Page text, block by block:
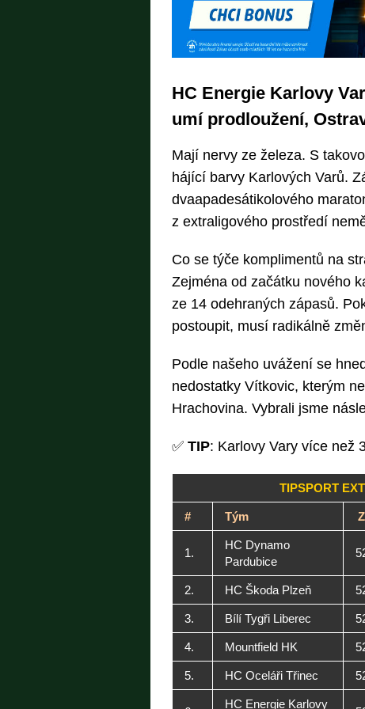
HC Energie Karlovy
umí prodloužení,
Mají nervy ze železa. S
hájící barvy Karlových Varů.
dvaapadesátikolového
z extraligového prostředí
Co se týče komplimentů na
Zejména od začátku nového
ze 14 odehraných zápasů.
postoupit, musí radikálně
Podle našeho uvážení se
nedostatky Vítkovic, kterým
Hrachovina. Vybrali jsme
✅ TIP: Karlovy Vary více než
TIPSPORT
# Tým Z
1.
HC Dynamo
Pardubice
2. HC Škoda Plzeň
3. Bílí Tygři Liberec
4. Mountfield HK
5. HC Oceláři Třinec
HC Energie Karlovy